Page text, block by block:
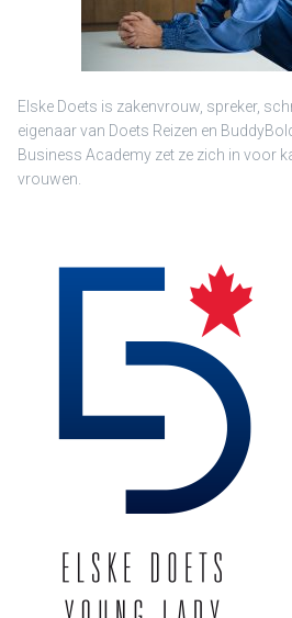
Elske Doets is zakenvrouw, spreker,
eigenaar van Doets Reizen en
Business Academy zet ze zich in voor
vrouwen.